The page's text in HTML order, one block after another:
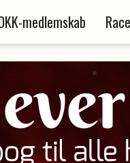
medlemskab